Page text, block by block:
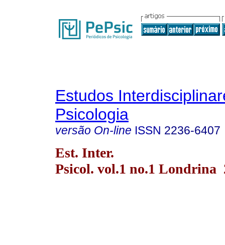
Estudos
Psicologia
versão On-line ISSN 2236-6407
Est. Inter.
Psicol. vol.1 no.1 Londrina